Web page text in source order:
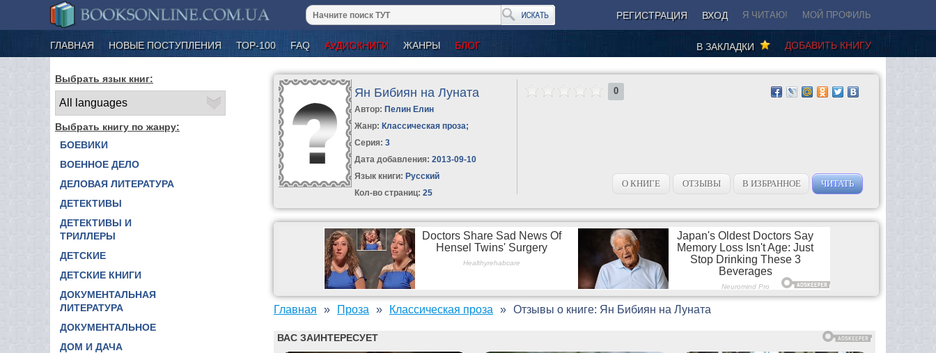
РЕГИСТРАЦИЯ ВХОД Я ЧИТАЮ! МОЙ ПРОФИЛЬ
ГЛАВНАЯ НОВЫЕ ПОСТУПЛЕНИЯ ТОР-100 FAQ АУДИОКНИГИ ЖАНРЫ БЛОГ ДОБАВИТЬ КНИГУ
В ЗАКЛАДКИ
Выбрать язык книг:
Выбрать книгу по жанру:
БОЕВИКИ
ВОЕННОЕ ДЕЛО
ДЕЛОВАЯ ЛИТЕРАТУРА
ДЕТЕКТИВЫ
ДЕТЕКТИВЫ И
ТРИЛЛЕРЫ
ДЕТСКИЕ
ДЕТСКИЕ КНИГИ
ДОКУМЕНТАЛЬНАЯ
ЛИТЕРАТУРА
ДОКУМЕНТАЛЬНОЕ
ДОМ И ДАЧА
Ян Бибиян на Луната
Автор: Пелин Елин
Жанр: Классическая проза;
Серия:3
Дата добавления: 2013-09-10
Язык книги: Русский
Кол-во страниц: 25
0
О КНИГЕ ОТЗЫВЫ В ИЗБРАННОЕ ЧИТАТЬ
Главная Проза Классическая проза Отзывы о книге: Ян Бибиян на Луната